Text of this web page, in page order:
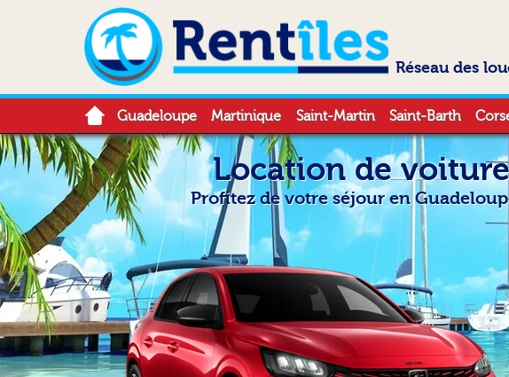
Réseau des
Guadeloupe Martinique Saint-Martin Saint-Barth
Location de
Profitez de votre séjour en